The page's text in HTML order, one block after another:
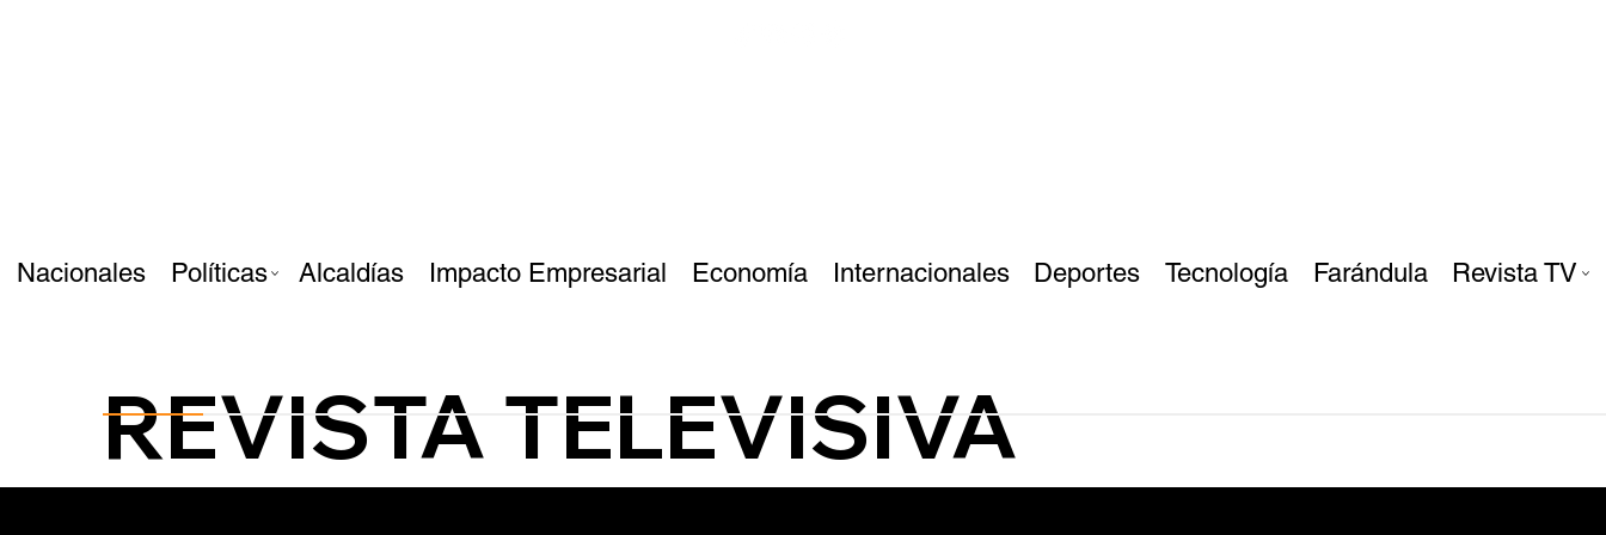
Nacionales Políticas Alcaldías Impacto Empresarial Economía Internacionales Deportes Tecnología Farándula Revista TV
REVISTA TELEVISIVA